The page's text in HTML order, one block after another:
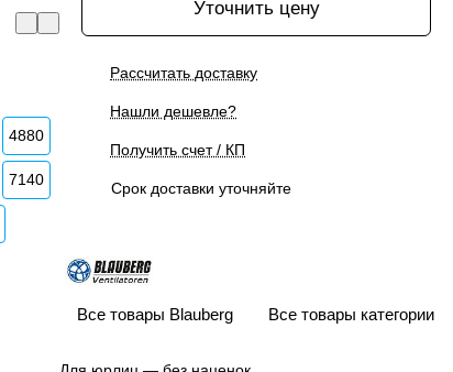
4880
7140
Уточнить цену
Рассчитать доставку
Нашли дешевле?
Получить счет / КП
Срок доставки уточняйте
Все товары Blauberg Все товары категории